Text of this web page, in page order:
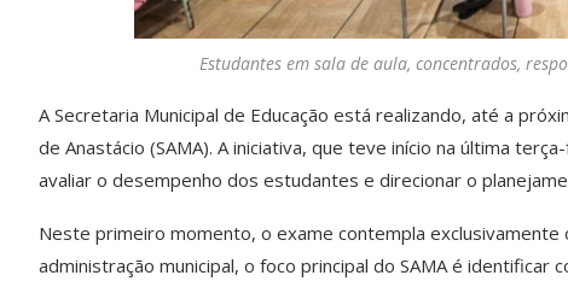
Estudantes em sala de aula, concentrados,
A Secretaria Municipal de Educação está realizando, até a
de Anastácio (SAMA). A iniciativa, que teve início na última
avaliar o desempenho dos estudantes e direcionar o
Neste primeiro momento, o exame contempla exclusivamente
administração municipal, o foco principal do SAMA é